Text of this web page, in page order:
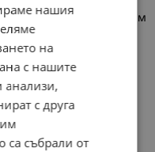
Константан), глава ф6мм
нашия
на
с нашите
анализи,
с друга
са събрали от